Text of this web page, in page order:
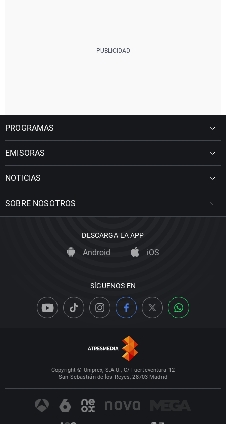
PROGRAMAS
EMISORAS
NOTICIAS
SOBRE NOSOTROS
DESCARGA LA APP
Android iOS
SÍGUENOS EN
Copyright © Uniprex, S.A.U., C/ Fuerteventura 12
San Sebastián de los Reyes, 28703 Madrid